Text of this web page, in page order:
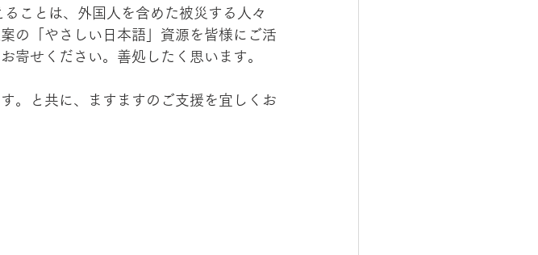
の「やさしい日本語」資源を皆様にご活
寄せください。善処したく思います。
。と共に、ますますのご支援を宜しくお